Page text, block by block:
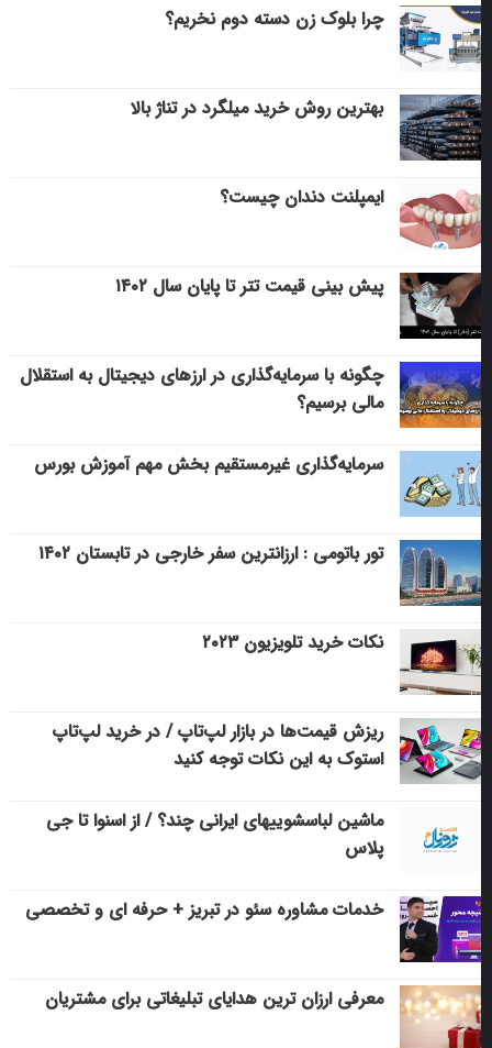
چرا بلوک زن دسته دوم نخریم؟
بهترین روش خرید میلگرد در تناژ بالا
ایمپلنت دندان چیست؟
پیش بینی قیمت تتر تا پایان سال ۱۴۰۲
چگونه با سرمایه‌گذاری در ارزهای دیجیتال به استقلال
مالی برسیم؟
سرمایه‌گذاری غیرمستقیم بخش مهم آموزش بورس
تور باتومی : ارزانترین سفر خارجی در تابستان ۱۴۰۲
نکات خرید تلویزیون ۲۰۲۳
ریزش قیمت‌ها در بازار لپ‌تاپ / در خرید لپ‌تاپ
استوک به این نکات توجه کنید
ماشین لباسشویی‎های ایرانی چند؟ / از اسنوا تا جی
پلاس
خدمات مشاوره سئو در تبریز + حرفه ای و تخصصی
معرفی ارزان ترین هدایای تبلیغاتی برای مشتریان